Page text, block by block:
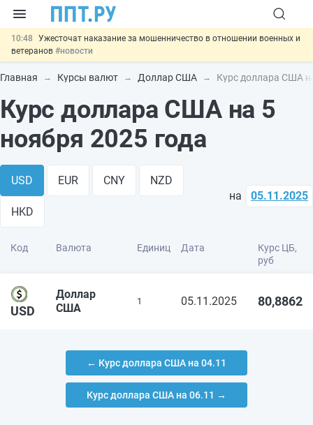
10:48
Ужесточат наказание за мошенничество в отношении военных и
ветеранов #новости
10:00 Введут маркировку и идентификацию игроков в видеоиграх
#новости
аттестацией
00:01
7 августа: важные документы, вступающие в силу сегодня
06.08
Важно
Обеспечительный платёж СПОТ могут заменить
банковской гарантией
Главная Курсы валют Доллар США Курс доллара США
Курс доллара США на 5
ноября 2025 года
USD EUR CNY NZD
HKD
на 05.11.2025
Код Валюта Единиц Дата
Курс ЦБ,
руб
USD
Доллар
США
1 05.11.2025 80,8862
← Курс доллара США на 04.11
Курс доллара США на 06.11 →